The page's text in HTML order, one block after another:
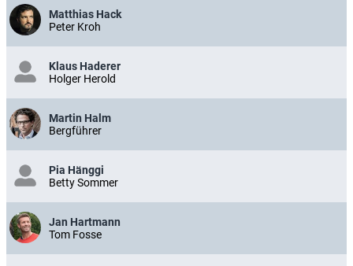
Matthias Hack
Peter Kroh
Klaus Haderer
Holger Herold
Martin Halm
Bergführer
Pia Hänggi
Betty Sommer
Jan Hartmann
Tom Fosse